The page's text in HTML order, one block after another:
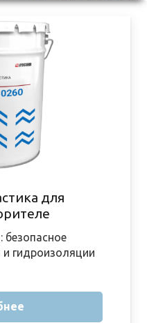
для
безопасное
гидроизоляции